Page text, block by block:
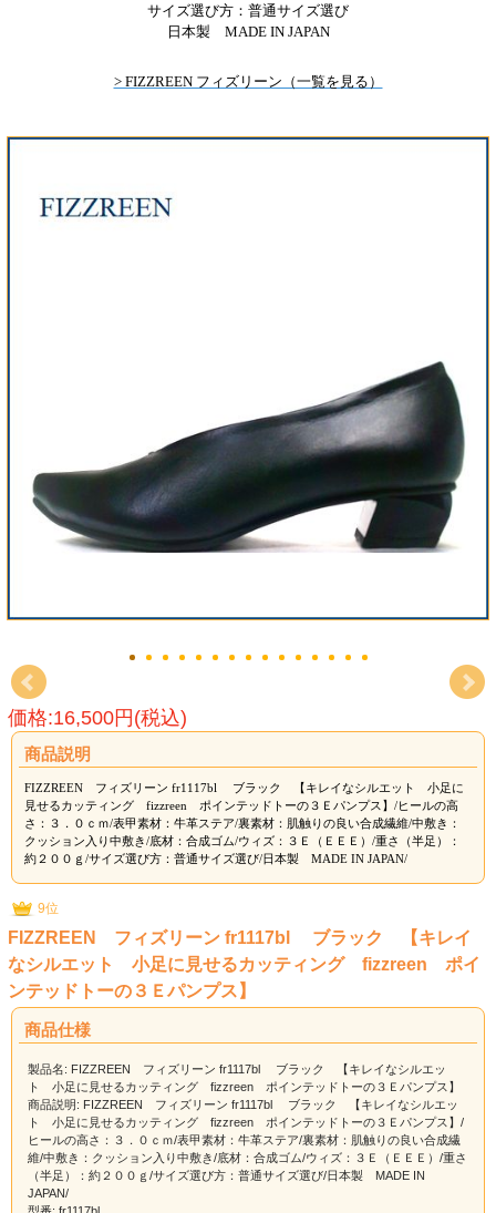
サイズ選び方：普通サイズ選び
日本製 MADE IN JAPAN
> FIZZREEN フィズリーン（一覧を見る）
価格:16,500円(税込)
商品説明
FIZZREEN フィズリーン fr1117bl ブラック 【キレイなシルエット 小足に
見せるカッティング fizzreen ポインテッドトーの３Ｅパンプス】/ヒールの高
さ：３．０ｃｍ/表甲素材：牛革ステア/裏素材：肌触りの良い合成繊維/中敷き：
クッション入り中敷き/底材：合成ゴム/ウィズ：３Ｅ（ＥＥＥ）/重さ（半足）：
約２００ｇ/サイズ選び方：普通サイズ選び/日本製 MADE IN JAPAN/
9位
FIZZREEN フィズリーン fr1117bl ブラック 【キレイ
なシルエット 小足に見せるカッティング fizzreen ポイ
ンテッドトーの３Ｅパンプス】
商品仕様
製品名: FIZZREEN フィズリーン fr1117bl ブラック 【キレイなシルエッ
ト 小足に見せるカッティング fizzreen ポインテッドトーの３Ｅパンプス】
商品説明: FIZZREEN フィズリーン fr1117bl ブラック 【キレイなシルエッ
ト 小足に見せるカッティング fizzreen ポインテッドトーの３Ｅパンプス】/
ヒールの高さ：３．０ｃｍ/表甲素材：牛革ステア/裏素材：肌触りの良い合成繊
維/中敷き：クッション入り中敷き/底材：合成ゴム/ウィズ：３Ｅ（ＥＥＥ）/重さ
（半足）：約２００ｇ/サイズ選び方：普通サイズ選び/日本製 MADE IN
JAPAN/
型番: fr1117bl